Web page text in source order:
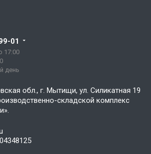
01
17:00
день
обл., г. Мытищи, ул. Силикатная 19
складской комплекс